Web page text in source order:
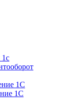
1С
1С